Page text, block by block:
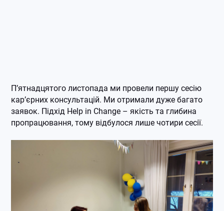
П’ятнадцятого листопада ми провели першу сесію
кар’єрних консультацій. Ми отримали дуже багато
заявок. Підхід Help in Change – якість та глибина
пропрацювання, тому відбулося лише чотири сесії.